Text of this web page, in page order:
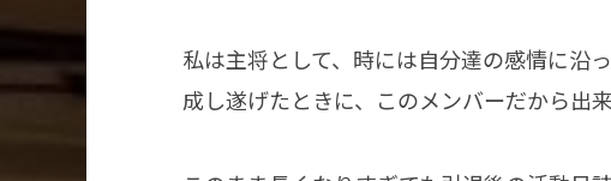
私は主将として、時には自分達の感情に沿
成し遂げたときに、このメンバーだから出